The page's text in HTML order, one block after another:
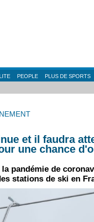
PEOPLE PLUS DE SPORTS
et il faudra
une chance
pandémie de
stations de ski en